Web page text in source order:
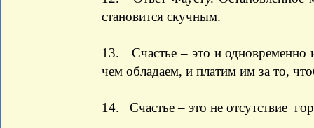
становится скучным.
13. Счастье – это и одновременно
чем обладаем, и платим им за то,
14. Счастье – это не отсутствие